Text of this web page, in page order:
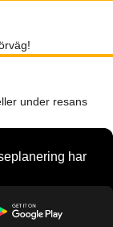
under resans
har